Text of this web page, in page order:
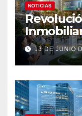
NOTICIAS
Clave
13 DE JUNIO